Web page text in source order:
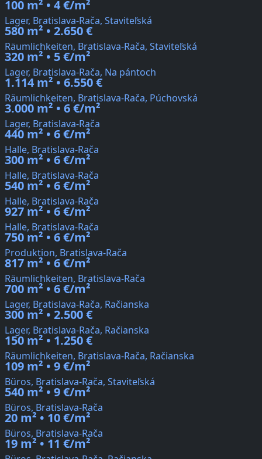
100 m² • 4 €/m²
Lager, Bratislava-Rača, Staviteľská
580 m² • 2.650 €
Räumlichkeiten, Bratislava-Rača, Staviteľská
320 m² • 5 €/m²
Lager, Bratislava-Rača, Na pántoch
1.114 m² • 6.550 €
Räumlichkeiten, Bratislava-Rača, Púchovská
3.000 m² • 6 €/m²
Lager, Bratislava-Rača
440 m² • 6 €/m²
Halle, Bratislava-Rača
300 m² • 6 €/m²
Halle, Bratislava-Rača
540 m² • 6 €/m²
Halle, Bratislava-Rača
927 m² • 6 €/m²
Halle, Bratislava-Rača
750 m² • 6 €/m²
Produktion, Bratislava-Rača
817 m² • 6 €/m²
Räumlichkeiten, Bratislava-Rača
700 m² • 6 €/m²
Lager, Bratislava-Rača, Račianska
300 m² • 2.500 €
Lager, Bratislava-Rača, Račianska
150 m² • 1.250 €
Räumlichkeiten, Bratislava-Rača, Račianska
109 m² • 9 €/m²
Büros, Bratislava-Rača, Staviteľská
540 m² • 9 €/m²
Büros, Bratislava-Rača
20 m² • 10 €/m²
Büros, Bratislava-Rača
19 m² • 11 €/m²